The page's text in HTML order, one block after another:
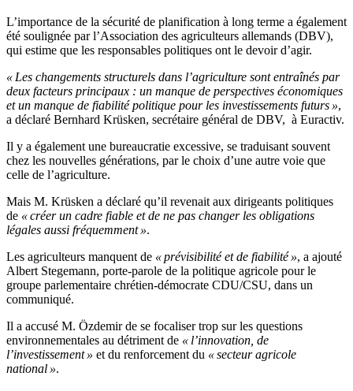
L’importance de la sécurité de planification à long terme a également
été soulignée par l’Association des agriculteurs allemands (DBV),
qui estime que les responsables politiques ont le devoir d’agir.
« Les changements structurels dans l’agriculture sont entraînés par
deux facteurs principaux : un manque de perspectives économiques
et un manque de fiabilité politique pour les investissements futurs »,
a déclaré Bernhard Krüsken, secrétaire général de DBV, à Euractiv.
Il y a également une bureaucratie excessive, se traduisant souvent
chez les nouvelles générations, par le choix d’une autre voie que
celle de l’agriculture.
Mais M. Krüsken a déclaré qu’il revenait aux dirigeants politiques
de « créer un cadre fiable et de ne pas changer les obligations
légales aussi fréquemment ».
Les agriculteurs manquent de « prévisibilité et de fiabilité », a ajouté
Albert Stegemann, porte-parole de la politique agricole pour le
groupe parlementaire chrétien-démocrate CDU/CSU, dans un
communiqué.
Il a accusé M. Özdemir de se focaliser trop sur les questions
environnementales au détriment de « l’innovation, de
l’investissement » et du renforcement du « secteur agricole
national ».